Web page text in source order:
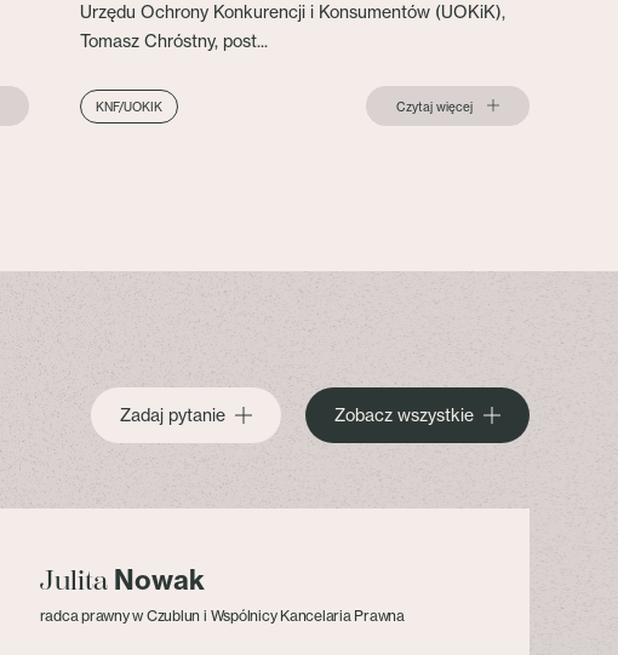
Urzędu Ochrony Konkurencji i Konsumentów (UOKiK),
Tomasz Chróstny, post...
KNF/UOKIK Czytaj więcej
Zadaj pytanie Zobacz wszystkie
Julita Nowak
radca prawny w Czublun i Wspólnicy Kancelaria Prawna